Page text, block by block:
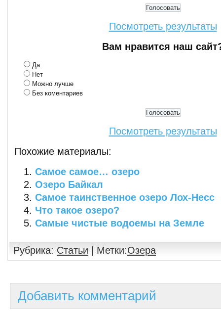
Посмотреть результаты
Вам нравится наш
Да
Нет
Можно лучше
Без коментариев
Посмотреть результаты
Похожие материалы:
Самое самое… озеро
Озеро Байкал
Самое таинственное озеро Лох-Несс
Что такое озеро?
Самые чистые водоемы на Земле
Рубрика: Статьи | Метки:Озера
Добавить комментарий